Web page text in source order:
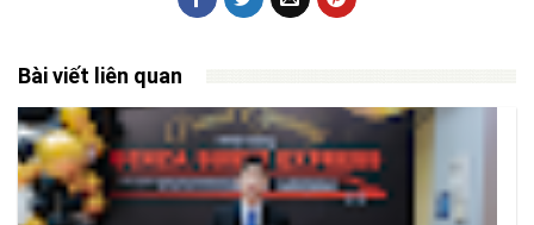
Bài viết liên quan